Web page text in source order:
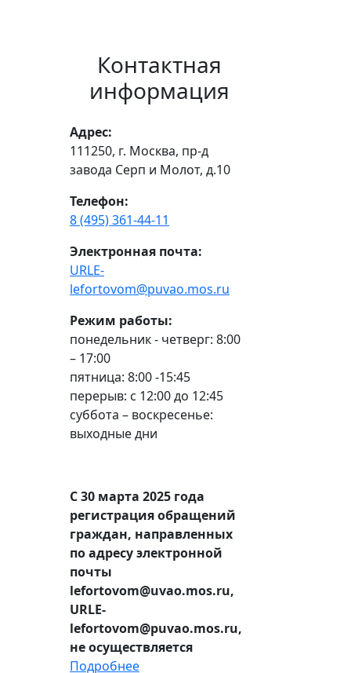
Контактная
информация
Адрес:
111250, г. Москва, пр-д
завода Серп и Молот, д.10
Телефон:
8 (495) 361-44-11
Электронная почта:
URLE-
lefortovom@puvao.mos.ru
Режим работы:
понедельник - четверг: 8:00
– 17:00
пятница: 8:00 -15:45
перерыв: с 12:00 до 12:45
суббота – воскресенье:
выходные дни
С 30 марта 2025 года
регистрация обращений
граждан, направленных
по адресу электронной
почты
lefortovom@uvao.mos.ru,
URLE-
lefortovom@puvao.mos.ru,
не осуществляется
Подробнее